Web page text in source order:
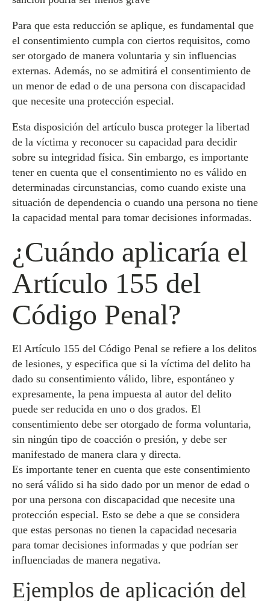
Para que esta reducción se aplique, es fundamental que
el consentimiento cumpla con ciertos requisitos, como
ser otorgado de manera voluntaria y sin influencias
externas. Además, no se admitirá el consentimiento de
un menor de edad o de una persona con discapacidad
que necesite una protección especial.
Esta disposición del artículo busca proteger la libertad
de la víctima y reconocer su capacidad para decidir
sobre su integridad física. Sin embargo, es importante
tener en cuenta que el consentimiento no es válido en
determinadas circunstancias, como cuando existe una
situación de dependencia o cuando una persona no tiene
la capacidad mental para tomar decisiones informadas.
¿Cuándo aplicaría el
Artículo 155 del
Código Penal?
El Artículo 155 del Código Penal se refiere a los delitos
de lesiones, y especifica que si la víctima del delito ha
dado su consentimiento válido, libre, espontáneo y
expresamente, la pena impuesta al autor del delito
puede ser reducida en uno o dos grados. El
consentimiento debe ser otorgado de forma voluntaria,
sin ningún tipo de coacción o presión, y debe ser
manifestado de manera clara y directa.
Es importante tener en cuenta que este consentimiento
no será válido si ha sido dado por un menor de edad o
por una persona con discapacidad que necesite una
protección especial. Esto se debe a que se considera
que estas personas no tienen la capacidad necesaria
para tomar decisiones informadas y que podrían ser
influenciadas de manera negativa.
Ejemplos de aplicación del